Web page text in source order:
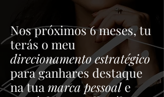
Nos próximos 6 meses, tu
terás o meu
direcionamento estratégico
para ganhares destaque
na tua marca pessoale